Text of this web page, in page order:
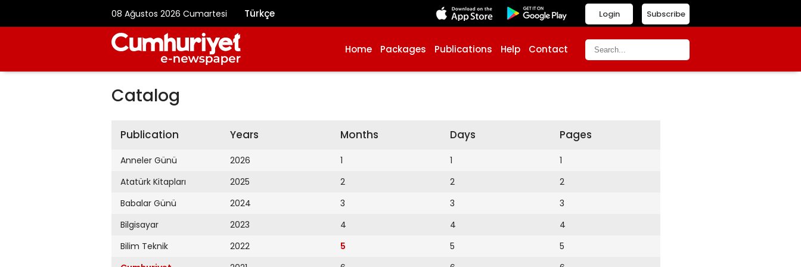
08 Ağustos 2026 Cumartesi Türkçe Subscribe
Login
Home Packages Publications Help Contact
Catalog
Publication
Anneler Günü
Atatürk Kitapları
Babalar Günü
Bilgisayar
Bilim Teknik
Years
2026
2025
2024
2023
2022
Months
1
2
3
4
5
Days
1
2
3
4
5
Pages
1
2
3
4
5